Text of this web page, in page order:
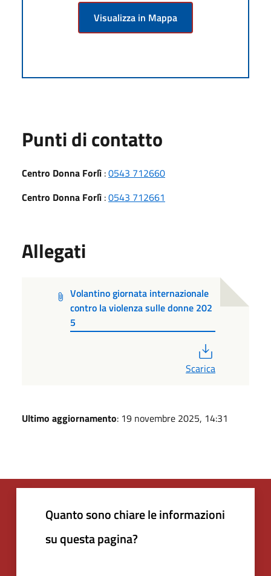
Visualizza in Mappa
Punti di contatto
Centro Donna Forlì :0543 712660
Centro Donna Forlì :0543 712661
Allegati
Volantino giornata internazionale
contro la violenza sulle donne 202
5
Scarica
Ultimo aggiornamento: 19 novembre 2025, 14:31
Quanto sono chiare le informazioni
su questa pagina?